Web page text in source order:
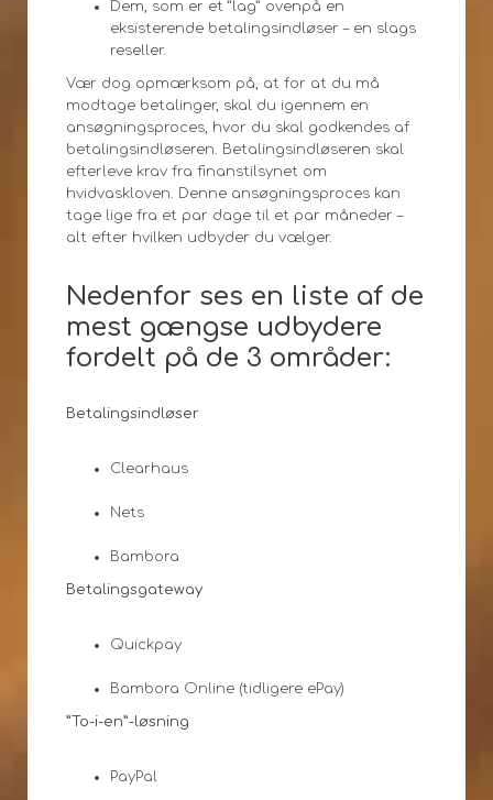
Dem, som er et ”lag” ovenpå en
eksisterende betalingsindløser – en slags
reseller.
Vær dog opmærksom på, at for at du må
modtage betalinger, skal du igennem en
ansøgningsproces, hvor du skal godkendes af
betalingsindløseren. Betalingsindløseren skal
efterleve krav fra finanstilsynet om
hvidvaskloven. Denne ansøgningsproces kan
tage lige fra et par dage til et par måneder –
alt efter hvilken udbyder du vælger.
Nedenfor ses en liste af de
mest gængse udbydere
fordelt på de 3 områder:
Betalingsindløser
Clearhaus
Nets
Bambora
Betalingsgateway
Quickpay
Bambora Online (tidligere ePay)
”To-i-en”-løsning
PayPal